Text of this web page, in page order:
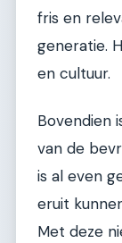
fris en
generatie.
en cultuur.
Bovendien
van de
is al even
eruit
Met deze